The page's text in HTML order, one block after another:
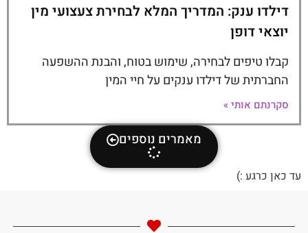
דילדו ענק: המדריך המלא לבחירת צעצועי מין
יוצאי דופן
קבלו טיפים לבחירה, שימוש בטוח, והבנת ההשפעה
החברתית של דילדו ענקים על חיי המין
סקרנתם אותי »
מאמרים נוספים
עד כאן כרגע :)